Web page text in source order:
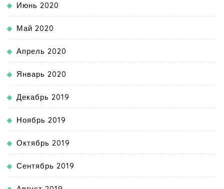
Июнь 2020
Май 2020
Апрель 2020
Январь 2020
Декабрь 2019
Ноябрь 2019
Октябрь 2019
Сентябрь 2019